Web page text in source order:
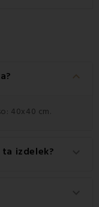
keyboard_arrow_down
40x40 cm.
izdelek?
materiala: 100